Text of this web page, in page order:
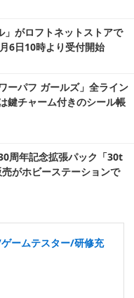
」がロフトネットストアで
6日10時より受付開始
ーパフ ガールズ」全ライン
鍵チャーム付きのシール帳
周年記念拡張パック「30t
がホビーステーションで
ームテスター/研修充